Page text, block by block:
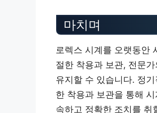
마치며
로렉스 시계를 오랫동안
절한 착용과 보관, 전문
유지할 수 있습니다. 정
한 착용과 보관을 통해
속하고 정확한 조치를 취